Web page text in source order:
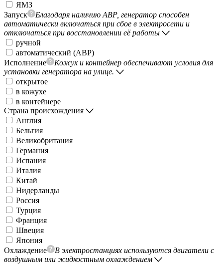
ЯМЗ
Запуск
Благодаря наличию АВР, генератор способен
автоматически включаться при сбое в электросети и
отключаться при восстановлении её работы
ручной
автоматический (АВР)
Исполнение
Кожух и контейнер обеспечивают условия для
установки генератора на улице.
открытое
в кожухе
в контейнере
Страна происхождения
Англия
Бельгия
Великобритания
Германия
Испания
Италия
Китай
Нидерланды
Россия
Турция
Франция
Швеция
Япония
Охлаждение
В электростанциях используются двигатели с
воздушным или жидкостным охлаждением